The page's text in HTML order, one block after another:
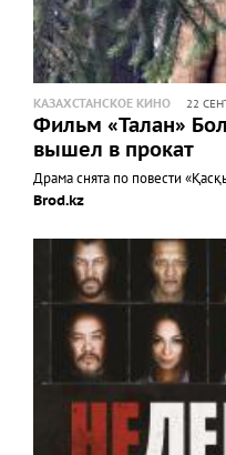
КАЗАХСТАНСКОЕ КИНО 22
Фильм «Талан»
вышел в прокат
Драма снята по повести
Brod.kz